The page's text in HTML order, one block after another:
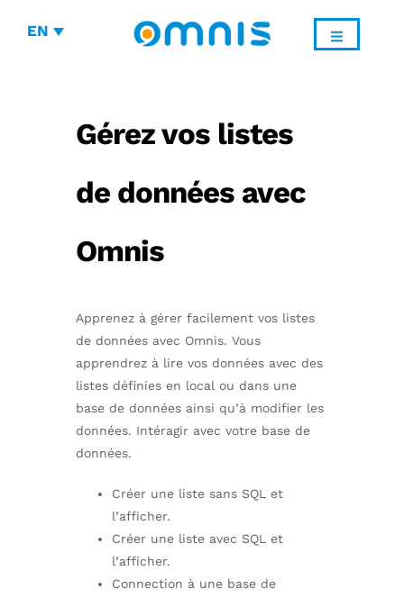
EN
Gérez vos listes
de données avec
Omnis
Apprenez à gérer facilement vos listes
de données avec Omnis. Vous
apprendrez à lire vos données avec des
listes définies en local ou dans une
base de données ainsi qu’à modifier les
données. Intéragir avec votre base de
données.
Créer une liste sans SQL et
l’afficher.
Créer une liste avec SQL et
l’afficher.
Connection à une base de